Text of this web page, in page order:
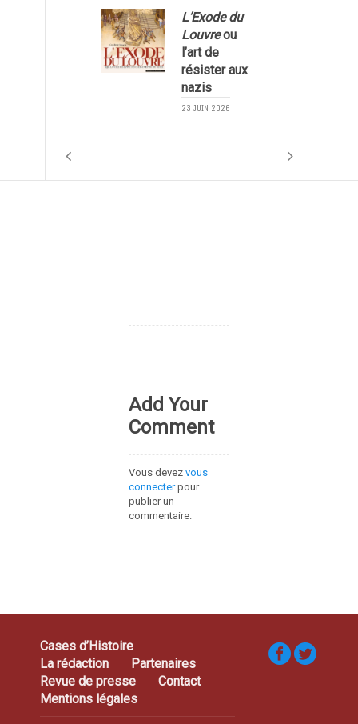
L’Exode du
Louvreou
l’art de
résister aux
nazis
23 JUIN 2026
Add Your
Comment
Vous devez vous
connecterpour
publier un
commentaire.
Cases d’Histoire
La rédaction
Partenaires
Revue de presse
Contact
Mentions légales